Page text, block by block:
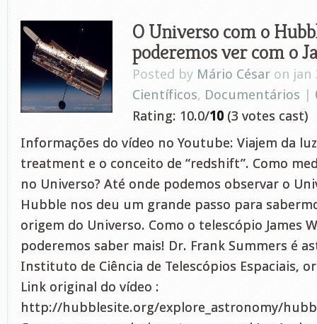
O Universo com o
poderemos ver com o
Posted by Mário César on jan
Científicos, Documentários |
Rating: 10.0/10 (3 votes cast)
Informações do vídeo no Youtube: Viajem da
treatment e o conceito de “redshift”. Como
no Universo? Até onde podemos observar o
Hubble nos deu um grande passo para
origem do Universo. Como o telescópio James
poderemos saber mais! Dr. Frank Summers é
Instituto de Ciência de Telescópios Espaciais,
Link original do vídeo :
http://hubblesite.org/explore_astronomy/